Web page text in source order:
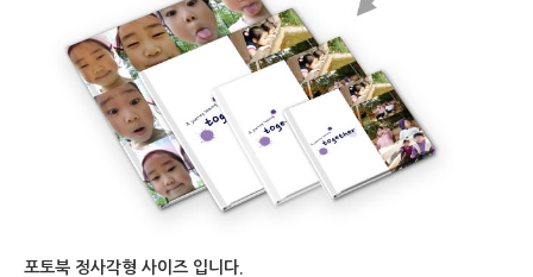
포토북 정사각형 사이즈 입니다.